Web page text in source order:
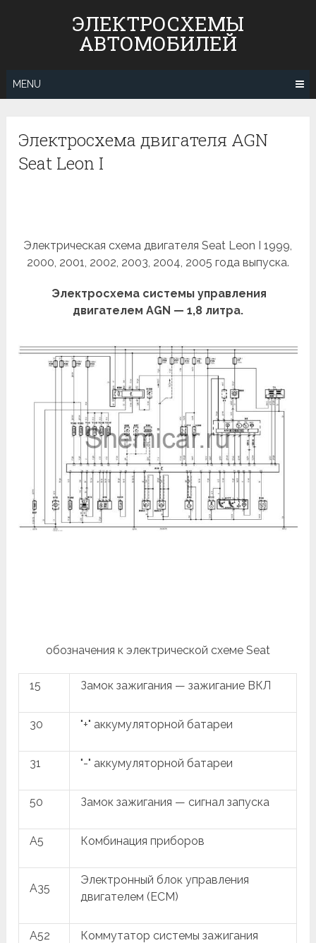
ЭЛЕКТРОСХЕМЫ
АВТОМОБИЛЕЙ
MENU
Электросхема двигателя AGN
Seat Leon I
Электрическая схема двигателя Seat Leon I 1999,
2000, 2001, 2002, 2003, 2004, 2005 года выпуска.
Электросхема системы управления
двигателем AGN — 1,8 литра.
обозначения к электрической схеме Seat
15 Замок зажигания — зажигание ВКЛ
30 "+" аккумуляторной батареи
31 "-" аккумуляторной батареи
50 Замок зажигания — сигнал запуска
A5 Комбинация приборов
A35
Электронный блок управления
двигателем (ECM)
A52 Коммутатор системы зажигания